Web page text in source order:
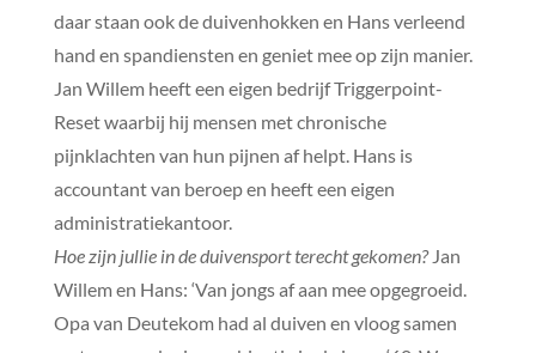
daar staan ook de duivenhokken en Hans verleend
hand en spandiensten en geniet mee op zijn manier.
Jan Willem heeft een eigen bedrijf Triggerpoint-
Reset waarbij hij mensen met chronische
pijnklachten van hun pijnen af helpt. Hans is
accountant van beroep en heeft een eigen
administratiekantoor.
Hoe zijn jullie in de duivensport terecht gekomen?Jan
Willem en Hans: ‘Van jongs af aan mee opgegroeid.
Opa van Deutekom had al duiven en vloog samen